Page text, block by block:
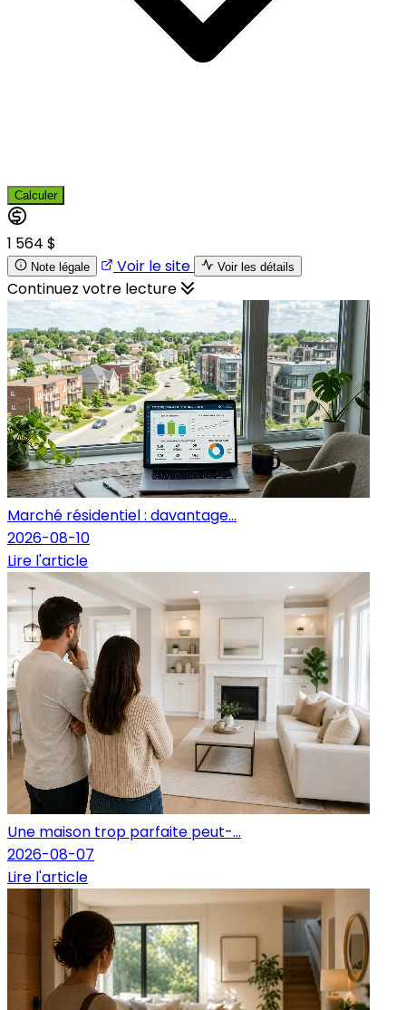
Calculer
1 564 $
Note légale Voir le site Voir les détails
Continuez votre lecture
Marché résidentiel : davantage...
2026-08-10
Lire l'article
Une maison trop parfaite peut-...
2026-08-07
Lire l'article